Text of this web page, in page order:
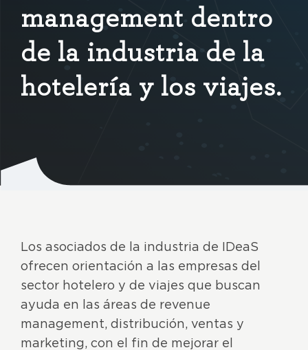
management dentro
de la industria de la
hotelería y los viajes.
Los asociados de la industria de IDeaS
ofrecen orientación a las empresas del
sector hotelero y de viajes que buscan
ayuda en las áreas de revenue
management, distribución, ventas y
marketing, con el fin de mejorar el